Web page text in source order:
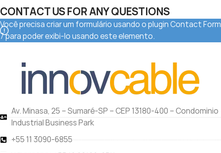
CONTACT US FOR ANY QUESTIONS
Você precisa criar um formulário usando o plugin Contact Form
7 para poder exibi-lo usando este elemento.
Av. Minasa, 25 – Sumaré-SP – CEP 13180-400 – Condominio
Industrial Business Park
+55 11 3090-6855